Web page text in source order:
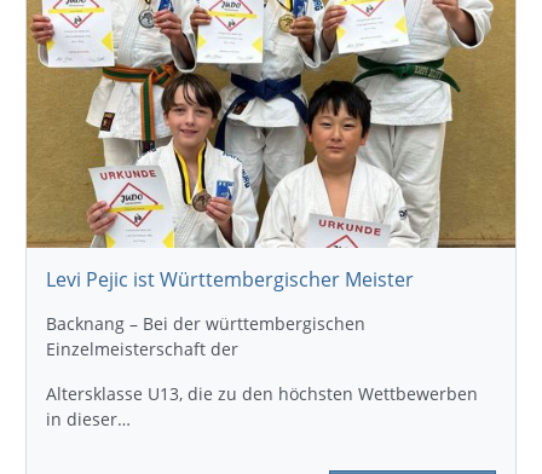
Levi Pejic ist Württembergischer Meister
Backnang – Bei der württembergischen
Einzelmeisterschaft der
Altersklasse U13, die zu den höchsten Wettbewerben
in dieser…